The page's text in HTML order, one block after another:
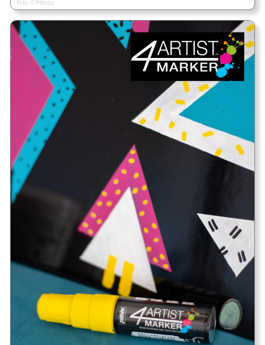
Foto ©Pébéo